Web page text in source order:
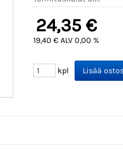
24,35 €
19,40 € ALV 0,00 %
kpl